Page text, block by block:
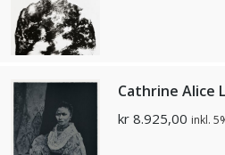
Cathrine Alice
kr 8.925,00 inkl.